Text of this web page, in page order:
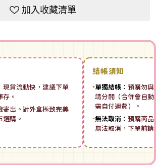
加入收藏清單
現貨流動快，建議下單
存。
寄出。對外盒極致完美
選購。
結帳須知
▪單獨結帳： 預購勿與
請分開（合併會自
需自付運費）。
▪無法取消： 預購商品
無法取消，下單前